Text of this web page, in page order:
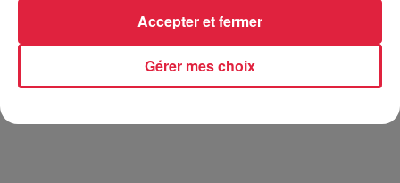
Gérer mes choix
Accepter et fermer